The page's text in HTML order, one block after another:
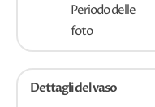
Periodo delle
foto
Dettagli del vaso